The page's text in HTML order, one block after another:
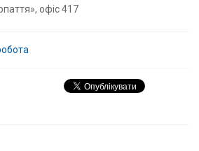
офіс 417